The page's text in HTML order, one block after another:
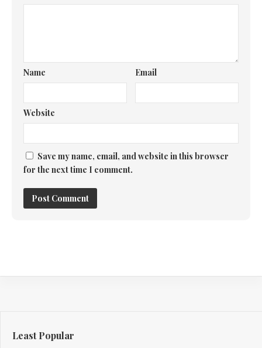
Name Email
Website
Save my name, email, and website in this browser
for the next time I comment.
Least Popular